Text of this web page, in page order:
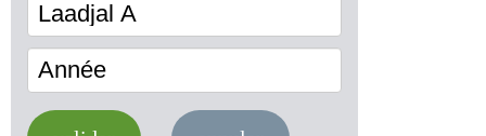
Laadjal A